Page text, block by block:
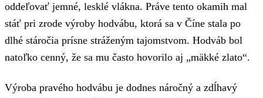
oddeľovať jemné, lesklé vlákna. Práve tento okamih mal
stáť pri zrode výroby hodvábu, ktorá sa v Číne stala po
dlhé stáročia prísne stráženým tajomstvom. Hodváb bol
natoľko cenný, že sa mu často hovorilo aj „mäkké zlato“.
Výroba pravého hodvábu je dodnes náročný a zdĺhavý